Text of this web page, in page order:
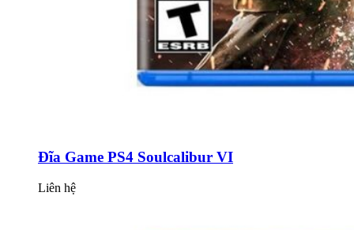
Đĩa Game PS4 Soulcalibur VI
Liên hệ